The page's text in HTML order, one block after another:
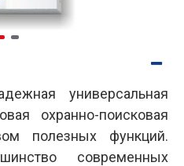
универсальная
охранно-поисковая
полезных функций.
современных